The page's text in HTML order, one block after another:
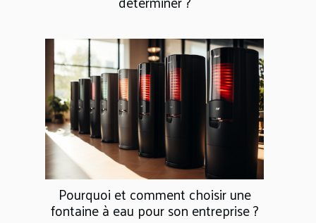
Pourquoi et comment choisir une
fontaine à eau pour son entreprise ?